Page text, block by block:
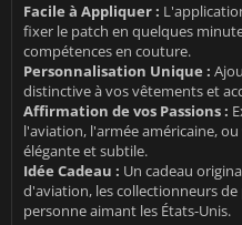
Facile à Appliquer :
fixer le patch en quelques
compétences en couture.
Personnalisation Unique :
distinctive à vos vêtements et
Affirmation de vos Passions :
l'aviation, l'armée américaine,
élégante et subtile.
Idée Cadeau : Un cadeau
d'aviation, les collectionneurs
personne aimant les États-Unis.